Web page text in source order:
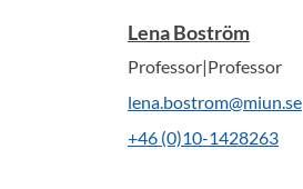
Lena Boström
Professor|Professor
lena.bostrom@miun.se
+46 (0)10-1428263